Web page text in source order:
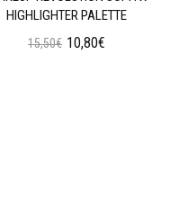
HIGHLIGHTER PALETTE
15,50€ 10,80€